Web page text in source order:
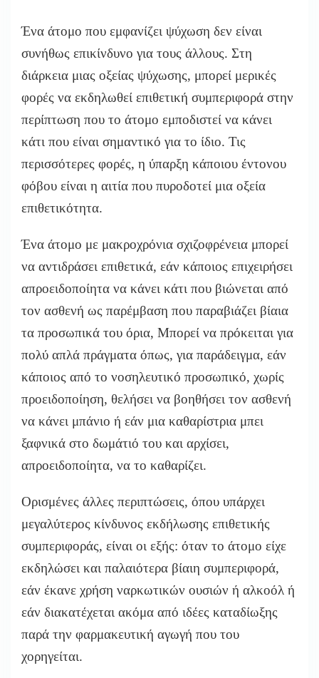
Ένα άτομο που εμφανίζει ψύχωση δεν είναι
συνήθως επικίνδυνο για τους άλλους. Στη
διάρκεια μιας οξείας ψύχωσης, μπορεί μερικές
φορές να εκδηλωθεί επιθετική συμπεριφορά στην
περίπτωση που το άτομο εμποδιστεί να κάνει
κάτι που είναι σημαντικό για το ίδιο. Τις
περισσότερες φορές, η ύπαρξη κάποιου έντονου
φόβου είναι η αιτία που πυροδοτεί μια οξεία
επιθετικότητα.
Ένα άτομο με μακροχρόνια σχιζοφρένεια μπορεί
να αντιδράσει επιθετικά, εάν κάποιος επιχειρήσει
απροειδοποίητα να κάνει κάτι που βιώνεται από
τον ασθενή ως παρέμβαση που παραβιάζει βίαια
τα προσωπικά του όρια, Μπορεί να πρόκειται για
πολύ απλά πράγματα όπως, για παράδειγμα, εάν
κάποιος από το νοσηλευτικό προσωπικό, χωρίς
προειδοποίηση, θελήσει να βοηθήσει τον ασθενή
να κάνει μπάνιο ή εάν μια καθαρίστρια μπει
ξαφνικά στο δωμάτιό του και αρχίσει,
απροειδοποίητα, να το καθαρίζει.
Ορισμένες άλλες περιπτώσεις, όπου υπάρχει
μεγαλύτερος κίνδυνος εκδήλωσης επιθετικής
συμπεριφοράς, είναι οι εξής: όταν το άτομο είχε
εκδηλώσει και παλαιότερα βίαιη συμπεριφορά,
εάν έκανε χρήση ναρκωτικών ουσιών ή αλκοόλ ή
εάν διακατέχεται ακόμα από ιδέες καταδίωξης
παρά την φαρμακευτική αγωγή που του
χορηγείται.